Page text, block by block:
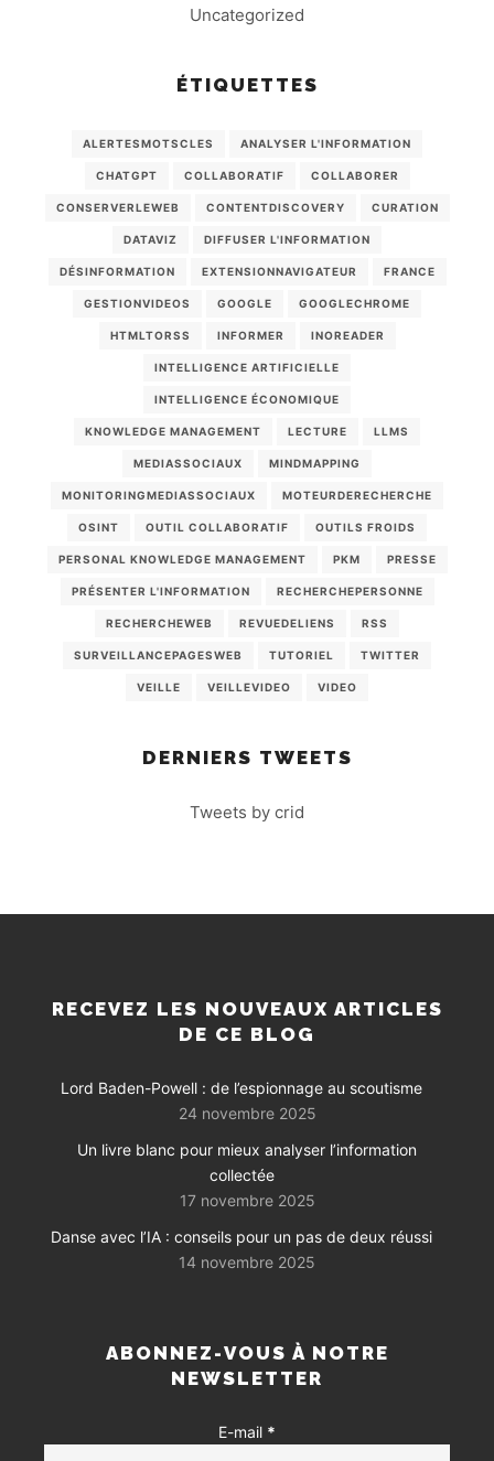
Uncategorized
ÉTIQUETTES
ALERTESMOTSCLES ANALYSER L'INFORMATION
CHATGPT COLLABORATIF COLLABORER
CONSERVERLEWEB CONTENTDISCOVERY CURATION
DATAVIZ DIFFUSER L'INFORMATION
DÉSINFORMATION EXTENSIONNAVIGATEUR FRANCE
GESTIONVIDEOS GOOGLE GOOGLECHROME
HTMLTORSS INFORMER INOREADER
INTELLIGENCE ARTIFICIELLE
INTELLIGENCE ÉCONOMIQUE
KNOWLEDGE MANAGEMENT LECTURE LLMS
MEDIASSOCIAUX MINDMAPPING
MONITORINGMEDIASSOCIAUX MOTEURDERECHERCHE
OSINT OUTIL COLLABORATIF OUTILS FROIDS
PERSONAL KNOWLEDGE MANAGEMENT PKM PRESSE
PRÉSENTER L'INFORMATION RECHERCHEPERSONNE
RECHERCHEWEB REVUEDELIENS RSS
SURVEILLANCEPAGESWEB TUTORIEL TWITTER
VEILLE VEILLEVIDEO VIDEO
DERNIERS TWEETS
Tweets by crid
RECEVEZ LES NOUVEAUX ARTICLES
DE CE BLOG
Lord Baden-Powell : de l’espionnage au scoutisme
24 novembre 2025
Un livre blanc pour mieux analyser l’information
collectée
17 novembre 2025
Danse avec l’IA : conseils pour un pas de deux réussi
14 novembre 2025
ABONNEZ-VOUS À NOTRE
NEWSLETTER
E-mail *